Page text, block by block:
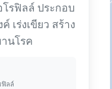
โรฟิลล์ ประกอบ
เร่งเขียว สร้าง
นโรค
ฟิลล์